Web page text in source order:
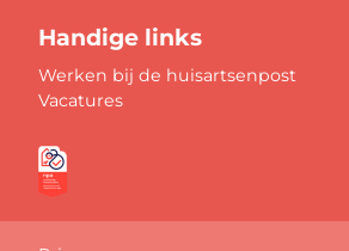
Handige links
Werken bij de huisartsenpost
Vacatures